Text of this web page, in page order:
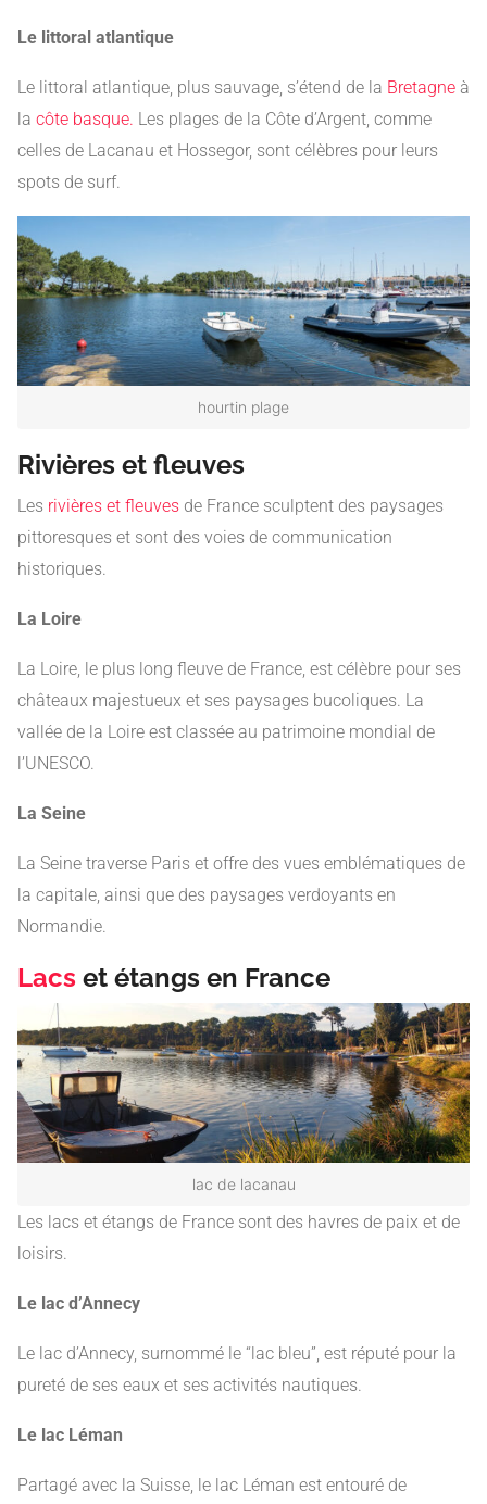
Le littoral atlantique
Le littoral atlantique, plus sauvage, s’étend de la Bretagne à
la côte basque. Les plages de la Côte d’Argent, comme
celles de Lacanau et Hossegor, sont célèbres pour leurs
spots de surf.
hourtin plage
Rivières et fleuves
Les rivières et fleuves de France sculptent des paysages
pittoresques et sont des voies de communication
historiques.
La Loire
La Loire, le plus long fleuve de France, est célèbre pour ses
châteaux majestueux et ses paysages bucoliques. La
vallée de la Loire est classée au patrimoine mondial de
l’UNESCO.
La Seine
La Seine traverse Paris et offre des vues emblématiques de
la capitale, ainsi que des paysages verdoyants en
Normandie.
Lacs et étangs en France
lac de lacanau
Les lacs et étangs de France sont des havres de paix et de
loisirs.
Le lac d’Annecy
Le lac d’Annecy, surnommé le “lac bleu”, est réputé pour la
pureté de ses eaux et ses activités nautiques.
Le lac Léman
Partagé avec la Suisse, le lac Léman est entouré de